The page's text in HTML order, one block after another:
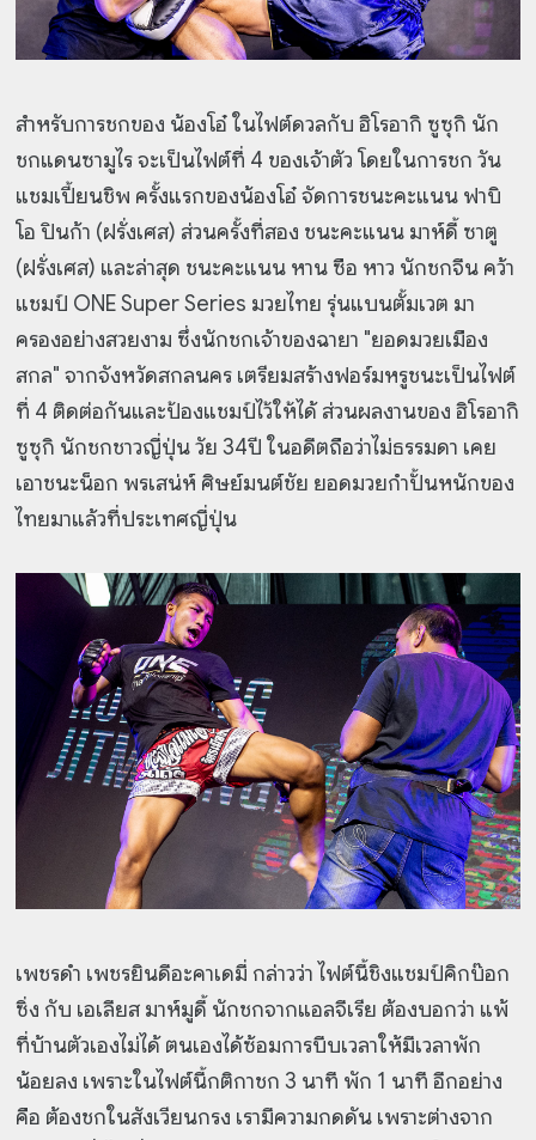
สำหรับการชกของ น้องโอ๋ ในไฟต์ดวลกับ ฮิโรอากิ ซูซุกิ นัก
ชกแดนซามูไร จะเป็นไฟต์ที่ 4 ของเจ้าตัว โดยในการชก วัน
แชมเปี้ยนชิพ ครั้งแรกของน้องโอ๋ จัดการชนะคะแนน ฟาบิ
โอ ปินก้า (ฝรั่งเศส) ส่วนครั้งที่สอง ชนะคะแนน มาห์ดี้ ซาตู
(ฝรั่งเศส) และล่าสุด ชนะคะแนน หาน ซือ หาว นักชกจีน คว้า
แชมป์ ONE Super Series มวยไทย รุ่นแบนตั้มเวต มา
ครองอย่างสวยงาม ซึ่งนักชกเจ้าของฉายา "ยอดมวยเมือง
สกล" จากจังหวัดสกลนคร เตรียมสร้างฟอร์มหรูชนะเป็นไฟต์
ที่ 4 ติดต่อกันและป้องแชมป์ไว้ให้ได้ ส่วนผลงานของ ฮิโรอากิ
ซูซุกิ นักชกชาวญี่ปุ่น วัย 34ปี ในอดีตถือว่าไม่ธรรมดา เคย
เอาชนะน็อก พรเสน่ห์ ศิษย์มนต์ชัย ยอดมวยกำปั้นหนักของ
ไทยมาแล้วที่ประเทศญี่ปุ่น
เพชรดำ เพชรยินดีอะคาเดมี่ กล่าวว่า ไฟต์นี้ชิงแชมป์คิกบ๊อก
ซิ่ง กับ เอเลียส มาห์มูดี้ นักชกจากแอลจีเรีย ต้องบอกว่า แพ้
ที่บ้านตัวเองไม่ได้ ตนเองได้ซ้อมการบีบเวลาให้มีเวลาพัก
น้อยลง เพราะในไฟต์นี้กติกาชก 3 นาที พัก 1 นาที อีกอย่าง
คือ ต้องชกในสังเวียนกรง เรามีความกดดัน เพราะต่างจาก